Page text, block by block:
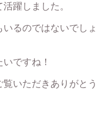
躍しました。
るのではないでしょ
ですね！
いただきありがとう